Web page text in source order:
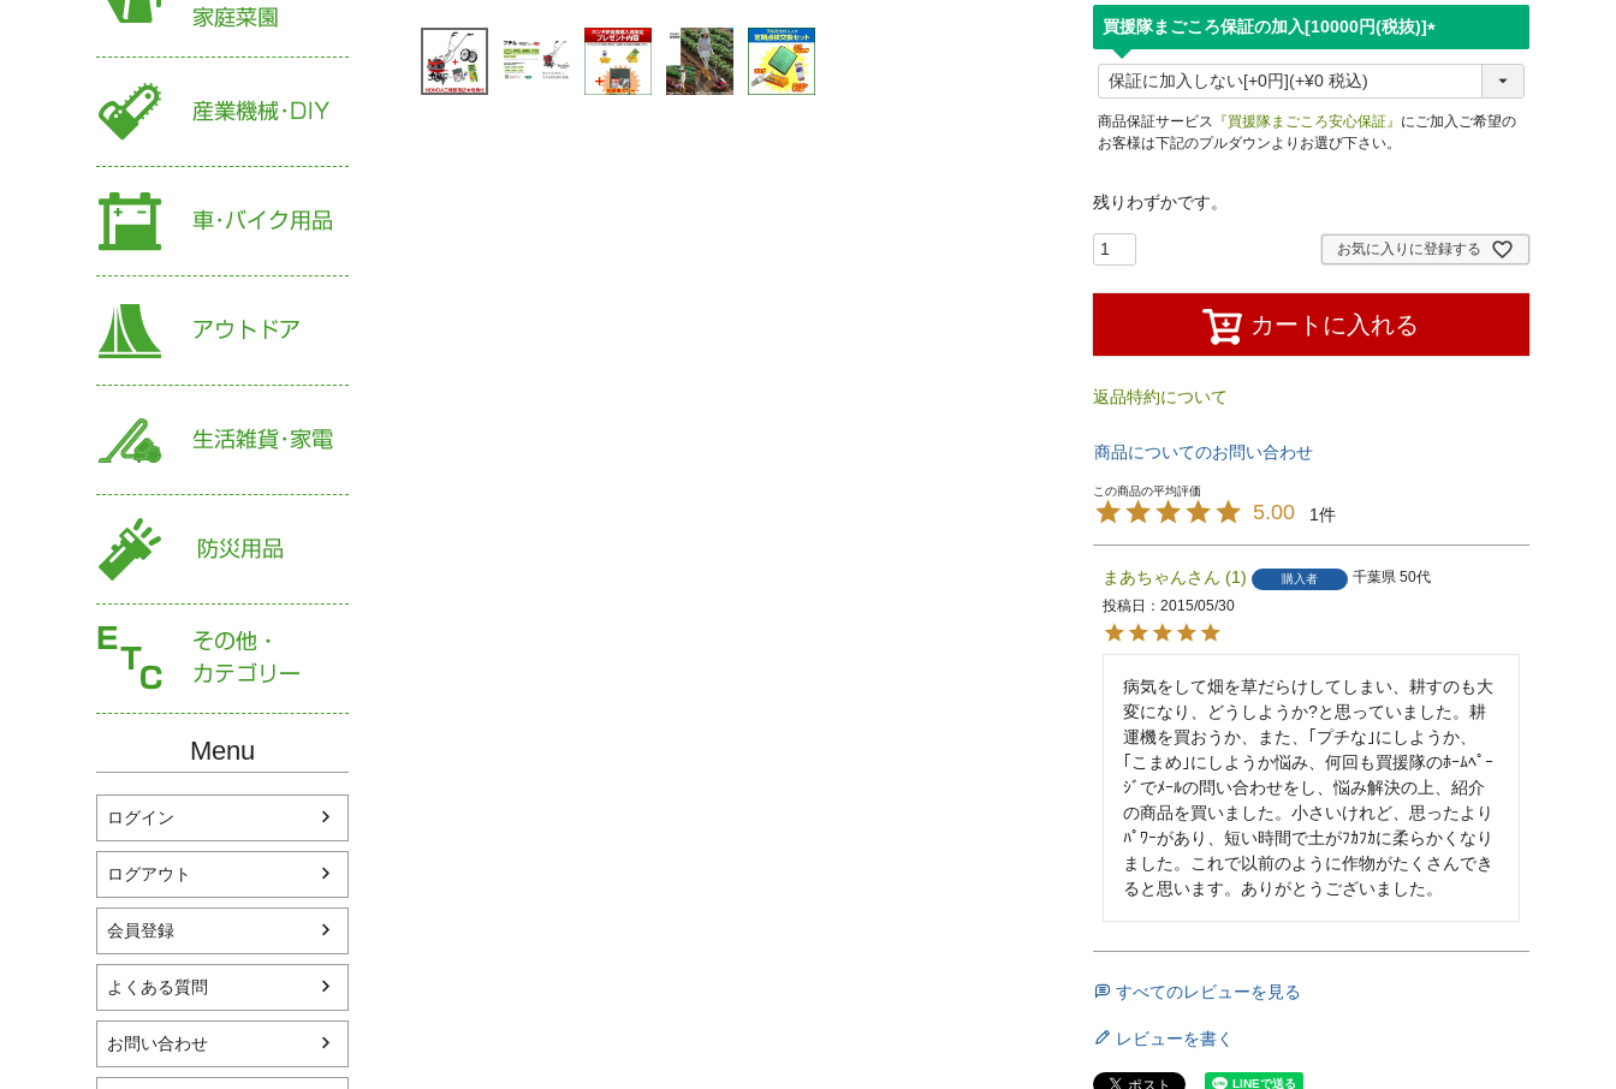
Menu
ログイン
ログアウト
会員登録
よくある質問
お問い合わせ
)
買援隊まごころ保証の加入[10000円(税抜)]
)
商品保証サービス 『買援隊まごころ安心保証』 にご加入ご希望の
お客様は下記のプルダウンよりお選び下さい。
残りわずかです。
お気に入りに登録する
カートに入れる
返品特約について
商品についてのお問い合わせ
5.00 1
まあちゃん 1 購入者 千葉県 50代
投稿日
2015/05/30
病気をして畑を草だらけしてしまい、耕すのも大
変になり、どうしようか?と思っていました。耕
運機を買おうか、また、｢プチな｣にしようか、
｢こまめ｣にしようか悩み、何回も買援隊のﾎｰﾑﾍﾟｰ
ｼﾞでﾒｰﾙの問い合わせをし、悩み解決の上、紹介
の商品を買いました。小さいけれど、思ったより
ﾊﾟﾜｰがあり、短い時間で土がﾌｶﾌｶに柔らかくなり
ました。これで以前のように作物がたくさんでき
ると思います。ありがとうございました。
すべてのレビューを見る
レビューを書く